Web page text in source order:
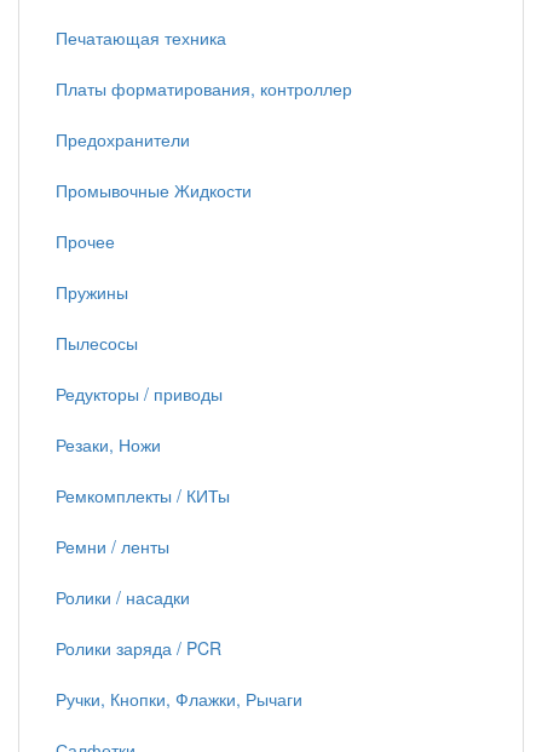
Печатающая техника
Платы форматирования, контроллер
Предохранители
Промывочные Жидкости
Прочее
Пружины
Пылесосы
Редукторы / приводы
Резаки, Ножи
Ремкомплекты / КИТы
Ремни / ленты
Ролики / насадки
Ролики заряда / PCR
Ручки, Кнопки, Флажки, Рычаги